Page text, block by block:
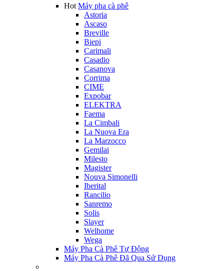
Hot Máy pha cà phê
Astoria
Ascaso
Breville
Biepi
Carimali
Casadio
Casanova
Corrima
CIME
Expobar
ELEKTRA
Faema
La Cimbali
La Nuova Era
La Marzocco
Gemilai
Milesto
Magister
Nouva Simonelli
Iberital
Rancilio
Sanremo
Solis
Slayer
Welhome
Wega
Máy Pha Cà Phê Tự Động
Máy Pha Cà Phê Đã Qua Sử Dụng